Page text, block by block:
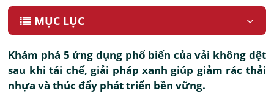
MỤC LỤC
Khám phá 5 ứng dụng phổ biến của vải không dệt
sau khi tái chế, giải pháp xanh giúp giảm rác thải
nhựa và thúc đẩy phát triển bền vững.